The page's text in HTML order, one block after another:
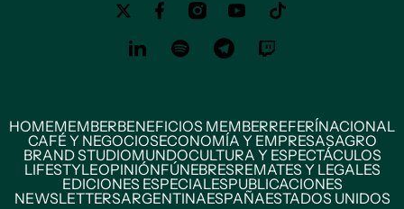
HOMEMEMBERBENEFICIOS MEMBERREFERÍNACIONAL
CAFÉ Y NEGOCIOSECONOMÍA Y EMPRESASAGRO
BRAND STUDIOMUNDOCULTURA Y ESPECTÁCULOS
LIFESTYLEOPINIÓNFÚNEBRESREMATES Y LEGALES
EDICIONES ESPECIALESPUBLICACIONES
NEWSLETTERSARGENTINAESPAÑAESTADOS UNIDOS